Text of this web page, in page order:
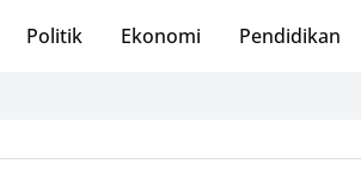
Politik Ekonomi Pendidikan